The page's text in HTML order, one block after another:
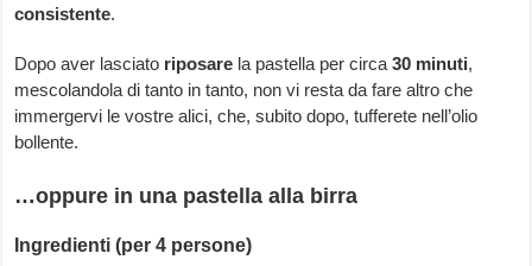
consistente.
Dopo aver lasciato riposare la pastella per circa30 minuti,
mescolandola di tanto in tanto, non vi resta da fare altro che
immergervi le vostre alici, che, subito dopo, tufferete nell’olio
bollente.
…oppure in una pastella alla birra
Ingredienti (per 4 persone)